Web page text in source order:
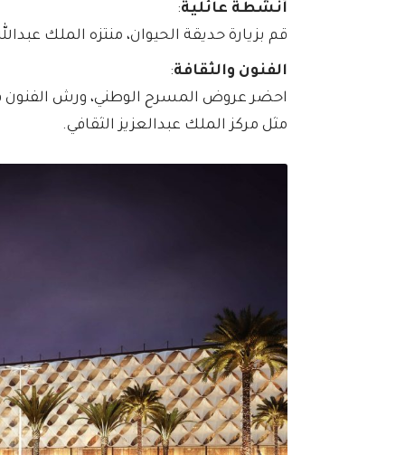
أنشطة عائلية:
قم بزيارة حديقة الحيوان، منتزه الملك
الفنون والثقافة:
احضر عروض المسرح الوطني، ورش الفنون
مثل مركز الملك عبدالعزيز الثقافي.